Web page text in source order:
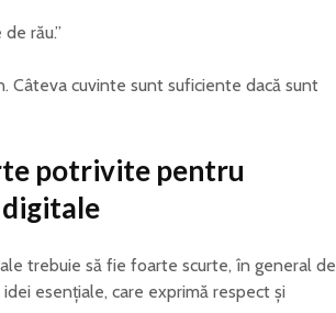
rău.”
Câteva cuvinte sunt suficiente dacă sunt
potrivite pentru
digitale
trebuie să fie foarte scurte, în general de
esențiale, care exprimă respect și